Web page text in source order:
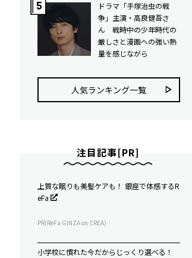
ドラマ「手塚治虫の戦
争」主演・高良健吾さ
ん 戦時中の少年時代の
厳しさと漫画への強い熱
量を感じながら
人気ランキング⼀覧
注目記事[PR]
上質な眠りも美髪ケアも！ 銀座で体感するR
eFa
PR(ReFa GINZA on CREA)
小学校に慣れた今だからじっくり選べる！